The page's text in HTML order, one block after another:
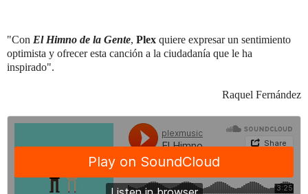
"Con El Himno de la Gente, Plex quiere expresar un sentimiento
optimista y ofrecer esta canción a la ciudadanía que le ha
inspirado".
Raquel Fernández